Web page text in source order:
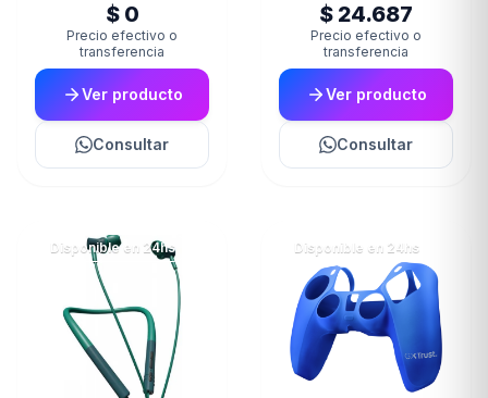
$ 0
Precio efectivo o
transferencia
Ver producto
Consultar
$ 24.687
Precio efectivo o
transferencia
Ver producto
Consultar
Disponible en 24hs Disponible en 24hs